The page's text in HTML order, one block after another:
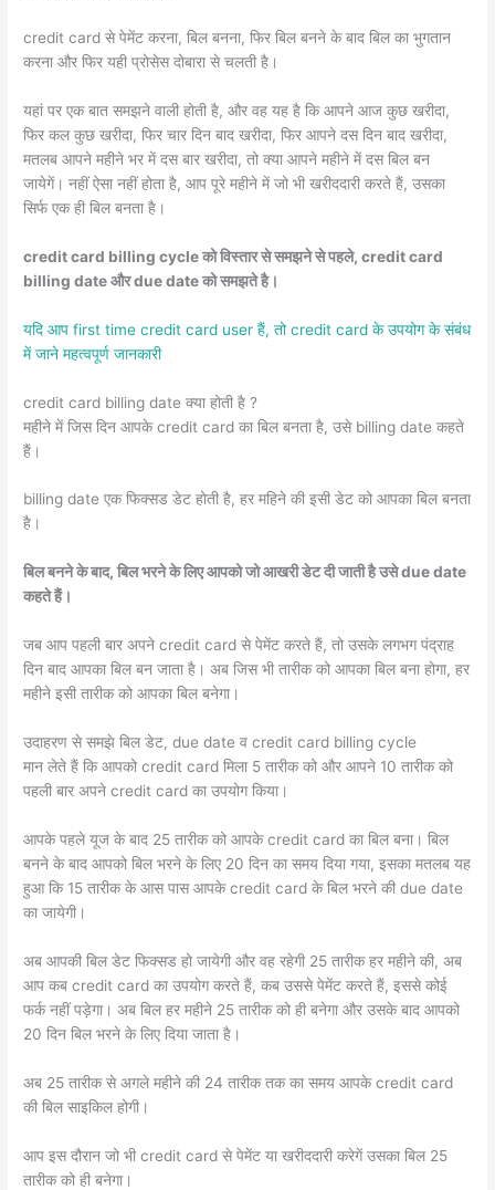
credit card से पेमेंट करना, बिल बनना, फिर बिल बनने के बाद बिल का भुगतान
करना और फिर यही प्रोसेस दोबारा से चलती है।
यहां पर एक बात समझने वाली होती है, और वह यह है कि आपने आज कुछ खरीदा,
फिर कल कुछ खरीदा, फिर चार दिन बाद खरीदा, फिर आपने दस दिन बाद खरीदा,
मतलब आपने महीने भर में दस बार खरीदा, तो क्या आपने महीने में दस बिल बन
जायेगें। नहीं ऐसा नहीं होता है, आप पूरे महीने में जो भी खरीददारी करते हैं, उसका
सिर्फ एक ही बिल बनता है।
credit card billing cycle को विस्तार से समझने से पहले, credit card
billing date और due date को समझते है।
यदि आप first time credit card user हैं, तो credit card के उपयोग के संबंध
में जाने महत्वपूर्ण जानकारी
credit card billing date क्या होती है ?
महीने में जिस दिन आपके credit card का बिल बनता है, उसे billing date कहते
हैं।
billing date एक फिक्सड डेट होती है, हर महिने की इसी डेट को आपका बिल बनता
है।
बिल बनने के बाद, बिल भरने के लिए आपको जो आखरी डेट दी जाती है उसे due date
कहते हैं।
जब आप पहली बार अपने credit card से पेमेंट करते हैं, तो उसके लगभग पंद्राह
दिन बाद आपका बिल बन जाता है। अब जिस भी तारीक को आपका बिल बना होगा, हर
महीने इसी तारीक को आपका बिल बनेगा।
उदाहरण से समझे बिल डेट, due date व credit card billing cycle
मान लेते हैं कि आपको credit card मिला 5 तारीक को और आपने 10 तारीक को
पहली बार अपने credit card का उपयोग किया।
आपके पहले यूज के बाद 25 तारीक को आपके credit card का बिल बना। बिल
बनने के बाद आपको बिल भरने के लिए 20 दिन का समय दिया गया, इसका मतलब यह
हुआ कि 15 तारीक के आस पास आपके credit card के बिल भरने की due date
का जायेगी।
अब आपकी बिल डेट फिक्सड हो जायेगी और वह रहेगी 25 तारीक हर महीने की, अब
आप कब credit card का उपयोग करते हैं, कब उससे पेमेंट करते हैं, इससे कोई
फर्क नहीं पड़ेगा। अब बिल हर महीने 25 तारीक को ही बनेगा और उसके बाद आपको
20 दिन बिल भरने के लिए दिया जाता है।
अब 25 तारीक से अगले महीने की 24 तारीक तक का समय आपके credit card
की बिल साइकिल होगी।
आप इस दौरान जो भी credit card से पेमेंट या खरीददारी करेगें उसका बिल 25
तारीक को ही बनेगा।